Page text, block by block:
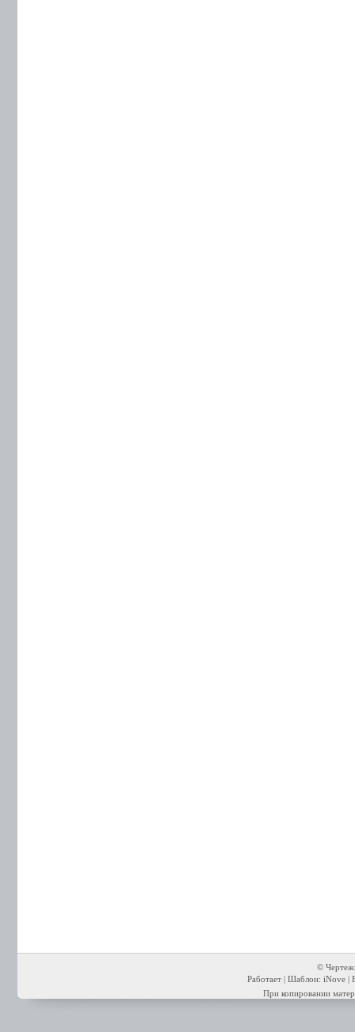
©
Работает | Шаблон: iNove |
При копировании